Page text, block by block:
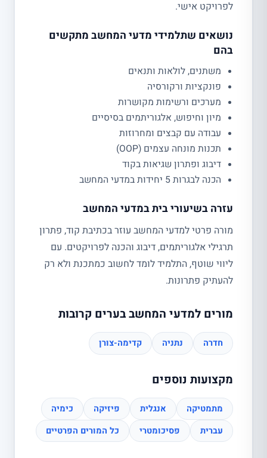
לפרויקט אישי.
נושאים שתלמידי מדעי המחשב מתקשים
בהם
משתנים, לולאות ותנאים
פונקציות ורקורסיה
מערכים ורשימות מקושרות
מיון וחיפוש, אלגוריתמים בסיסיים
עבודה עם קבצים ומחרוזות
תכנות מונחה עצמים (OOP)
דיבוג ופתרון שגיאות בקוד
הכנה לבגרות 5 יחידות במדעי המחשב
עזרה בשיעורי בית במדעי המחשב
מורה פרטי למדעי המחשב עוזר בכתיבת קוד, פתרון
תרגילי אלגוריתמים, דיבוג והכנה לפרויקטים. עם
ליווי שוטף, התלמיד לומד לחשוב כמתכנת ולא רק
להעתיק פתרונות.
מורים למדעי המחשב בערים קרובות
חדרה נתניה קדימה-צורן
מקצועות נוספים
מתמטיקה אנגלית פיזיקה
כימיה
עברית
פסיכומטרי כל המורים הפרטיים